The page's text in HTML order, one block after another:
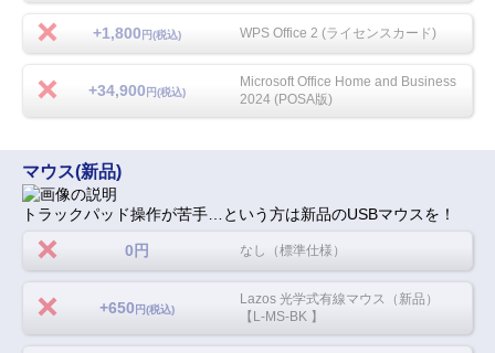
+1,800 円(税込) WPS Office 2 (ライセンスカード)
+34,900 円(税込)
Microsoft Office Home and Business
2024 (POSA版)
マウス(新品)
トラックパッド操作が苦手…という方は新品のUSBマウスを！
0円 なし（標準仕様）
+650 円(税込)
Lazos 光学式有線マウス（新品）
【L-MS-BK 】